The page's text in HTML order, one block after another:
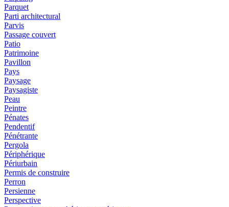
Parquet
Parti architectural
Parvis
Passage couvert
Patio
Patrimoine
Pavillon
Pays
Paysage
Paysagiste
Peau
Peintre
Pénates
Pendentif
Pénétrante
Pergola
Périphérique
Périurbain
Permis de construire
Perron
Persienne
Perspective